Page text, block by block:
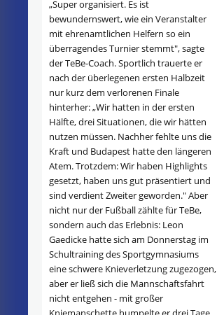
„Super organisiert. Es ist
bewundernswert, wie ein Veranstalter
mit ehrenamtlichen Helfern so ein
überragendes Turnier stemmt", sagte
der TeBe-Coach. Sportlich trauerte er
nach der überlegenen ersten Halbzeit
nur kurz dem verlorenen Finale
hinterher: „Wir hatten in der ersten
Hälfte, drei Situationen, die wir hätten
nutzen müssen. Nachher fehlte uns die
Kraft und Budapest hatte den längeren
Atem. Trotzdem: Wir haben Highlights
gesetzt, haben uns gut präsentiert und
sind verdient Zweiter geworden." Aber
nicht nur der Fußball zählte für TeBe,
sondern auch das Erlebnis: Leon
Gaedicke hatte sich am Donnerstag im
Schultraining des Sportgymnasiums
eine schwere Knieverletzung zugezogen,
aber er ließ sich die Mannschaftsfahrt
nicht entgehen - mit großer